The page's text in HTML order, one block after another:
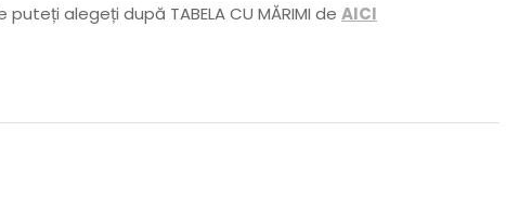
alegeți după TABELA CU MĂRIMI de AICI